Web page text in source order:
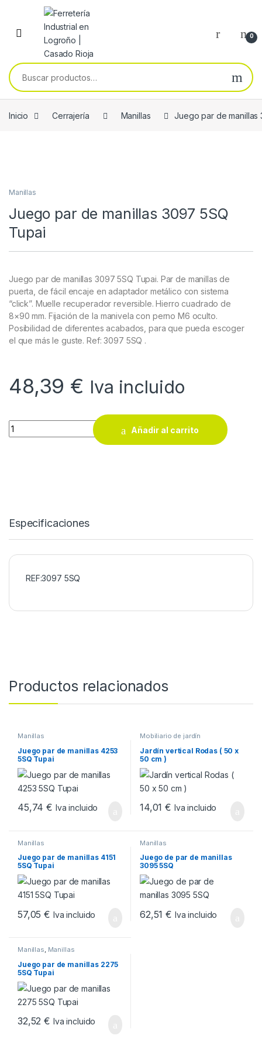
Skip to navigation
Skip to content
0
Buscar por:
Inicio Cerrajería Manillas Juego par de manillas
Manillas
Juego par de manillas 3097 5SQ
Tupai
Juego par de manillas 3097 5SQ Tupai. Par de manillas de
puerta, de fácil encaje en adaptador metálico con sistema
“click”. Muelle recuperador reversible. Hierro cuadrado de
8×90 mm. Fijación de la manivela con perno M6 oculto.
Posibilidad de diferentes acabados, para que pueda escoger
el que más le guste. Ref: 3097 5SQ .
48,39 € Iva incluido
Juego par de manillas 3097 5SQ Tupai quantity
Añadir al carrito
Especificaciones
REF:3097 5SQ
Productos relacionados
Manillas
Juego par de manillas 4253
5SQ Tupai
45,74€ Iva incluido
Mobiliario de jardín
Jardín vertical Rodas ( 50 x
50 cm )
14,01€ Iva incluido
Manillas
Juego par de manillas 4151
5SQ Tupai
57,05€ Iva incluido
Manillas
Juego de par de manillas
3095 5SQ
62,51€ Iva incluido
Manillas, Manillas
Juego par de manillas 2275
5SQ Tupai
32,52€ Iva incluido